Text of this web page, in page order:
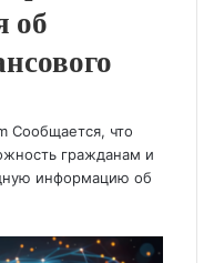
об
Сообщается, что
гражданам и
информацию об